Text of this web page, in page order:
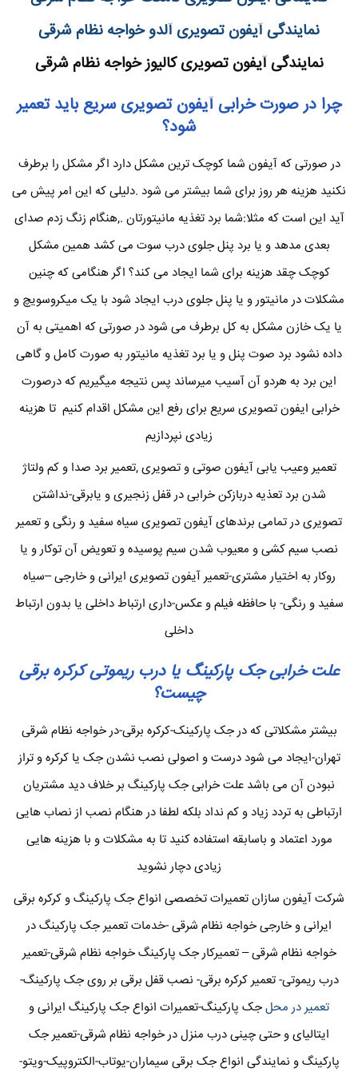
نمایندگی آیفون تصویری آلدو خواجه نظام شرقی
نمایندگی آیفون تصویری کالیوز خواجه نظام شرقی
چرا در صورت خرابی آیفون تصویری سریع باید تعمیر
شود؟
در صورتی که آیفون شما کوچک ترین مشکل دارد اگر مشکل را برطرف
نکنید هزینه هر روز برای شما بیشتر می شود .دلیلی که این امر پیش می
آید این است که مثلا:شما برد تغذیه مانیتورتان .,هنگام زنگ زدم صدای
بعدی مدهد و یا برد پنل جلوی درب سوت می کشد همین مشکل
کوچک چقد هزینه برای شما ایجاد می کند؟ اگر هنگامی که چنین
مشکلات در مانیتور و یا پنل جلوی درب ایجاد شود با یک میکروسویچ و
یا یک خازن مشکل به کل برطرف می شود در صورتی که اهمیتی به آن
داده نشود برد صوت پنل و یا برد تغذیه مانیتور به صورت کامل و گاهی
این برد به هردو آن آسیب میرساند پس نتیجه میگیریم که درصورت
خرابی ایفون تصویری سریع برای رفع این مشکل اقدام کنیم تا هزینه
زیادی نپردازیم
تعمیر وعیب یابی آیفون صوتی و تصویری ,تعمیر برد صدا و کم ولتاژ
شدن برد تعذیه دربازکن خرابی در قفل زنجیری و یابرقی-نداشتن
تصویری در تمامی برندهای آیفون تصویری سیاه سفید و رنگی و تعمیر
نصب سیم کشی و معیوب شدن سیم پوسیده و تعویض آن توکار و یا
روکار به اختیار مشتری-تعمیر آیفون تصویری ایرانی و خارجی –سیاه
سفید و رنگی- با حافظه فیلم و عکس-داری ارتباط داخلی یا بدون ارتباط
داخلی
علت خرابی جک پارکینگ یا درب ریموتی کرکره برقی
چیست؟
بیشتر مشکلاتی که در جک پارکینک-کرکره برقی-در خواجه نظام شرقی
تهران-ایجاد می شود درست و اصولی نصب نشدن جک یا کرکره و تراز
نبودن آن می باشد علت خرابی جک پارکینگ بر خلاف دید مشتریان
ارتباطی به تردد زیاد و کم نداد بلکه لطفا در هنگام نصب از نصاب هایی
مورد اعتماد و باسابقه استفاده کنید تا به مشکلات و با هزینه هایی
زیادی دچار نشوید
شرکت آیفون سازان تعمیرات تخصصی انواع جک پارکینگ و کرکره برقی
ایرانی و خارجی خواجه نظام شرقی -خدمات تعمیر جک پارکینگ در
خواجه نظام شرقی – تعمیرکار جک پارکینگ خواجه نظام شرقی-تعمیر
درب ریموتی- تعمیر کرکره برقی- نصب قفل برقی بر روی جک پارکینگ-
تعمیر در محلجک پارکینگ-تعمیرات انواع جک پارکینگ ایرانی و
ایتالیای و حتی چینی درب منزل در خواجه نظام شرقی-تعمیر جک
پارکینگ و نمایندگی انواع جک برقی سیماران-یوتاب-الکتروپیک-ویتو-